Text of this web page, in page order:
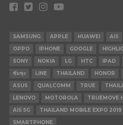
SAMSUNG APPLE HUAWEI AIS
OPPO
IPHONE GOOGLE
SONY
NOKIA LG HTC IPAD
ซัมซุง
LINE THAILAND HONOR
ASUS
QUALCOMM TRUE
LENOVO
MOTOROLA TRUEMOVE
AIS 5G
THAILAND MOBILE EXPO 2019
SMARTPHONE